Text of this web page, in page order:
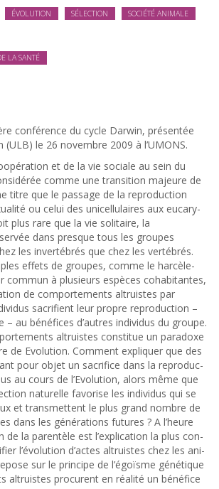
ÉVOLUTION SÉLECTION SOCIÉTÉ ANIMALE
LA SANTÉ
conférence du cycle Darwin, présentée
(ULB) le 26 novembre 2009 à l’UMONS.
et de la vie sociale au sein du
comme une tran­si­tion majeure de
titre que le pas­sage de la repro­duc­tion
ou celui des uni­cel­lu­laires aux eucary­
plus rare que la vie soli­taire, la
dans presque tous les groupes
les invertébrés que chez les vertébrés.
effets de groupes, comme le har­cèle­
com­mun à plusieurs espèces cohabitantes,
de com­porte­ments altru­istes par
sac­ri­fient leur pro­pre repro­duc­tion –
– au béné­fices d’autres indi­vidus du groupe.
altru­istes con­stitue un para­doxe
de Evolution. Com­ment expli­quer que des
pour objet un sac­ri­fice dans la repro­duc­
au cours de l’Evolution, alors même que
naturelle favorise les indi­vidus qui se
et trans­met­tent le plus grand nom­bre de
dans les généra­tions futures ? A l’heure
de la par­en­tèle est l’explication la plus con­
l’évolution d’actes altru­istes chez les ani­
sur le principe de l’égoïsme géné­tique
altru­istes pro­curent en réal­ité un béné­fice